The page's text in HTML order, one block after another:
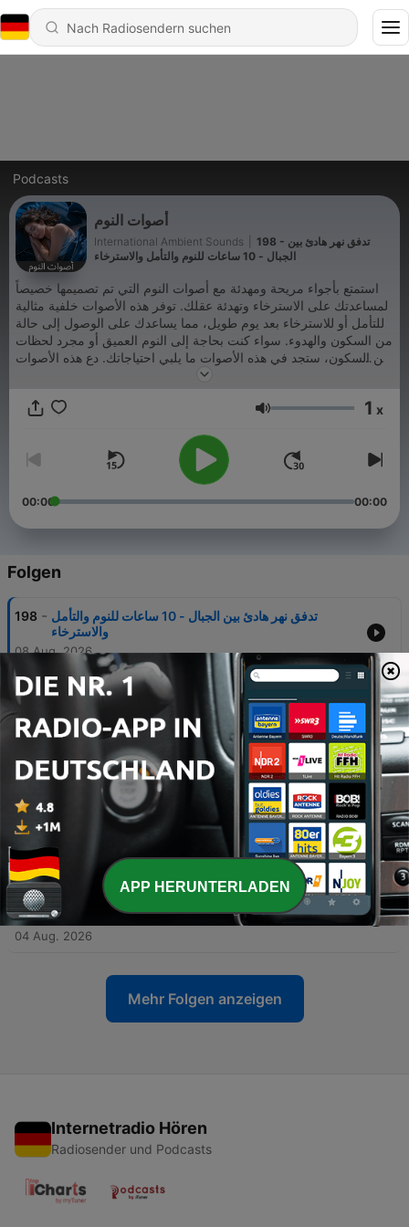
Podcasts
أصوات النوم
International Ambient Sounds
198 - تدفق نهر هادئ بين
الجبال - 10 ساعات للنوم والتأمل والاسترخاء
استمتع بأجواء مريحة ومهدئة مع أصوات النوم التي تم تصميمها خصيصاً
لمساعدتك على الاسترخاء وتهدئة عقلك. توفر هذه الأصوات خلفية مثالية
للتأمل أو للاسترخاء بعد يوم طويل، مما يساعدك على الوصول إلى حالة
من السكون والهدوء. سواء كنت بحاجة إلى النوم العميق أو مجرد لحظات
من السكون، ستجد في هذه الأصوات ما يلبي احتياجاتك. دع هذه الأصوات
تأخذك في رحلة من الهدوء والسكينة.
Lautstärke 1 x
00:00 00:00
Folgen
198 - تدفق نهر هادئ بين الجبال - 10 ساعات للنوم والتأمل
والاسترخاء
08 Aug. 2026
197
أمطار هادئة على ضفاف النهر - 10 ساعات للنوم والتأمل
07 Aug. 2026
196 - عاصفة مطر تهطل على نافذة الغرفة - 10 ساعات للنوم
والتأمل والاسترخاء
195 - أمطار العاصفة الرعدية بأصوات طبيعية هادئة - 10 ساعات
للنوم والتأمل والاسترخاء
05 Aug. 2026
194 - أمطار هادئة في فترة بعد الظهر - 10 ساعات للنوم والتأمل
والاسترخاء
04 Aug. 2026
Mehr Folgen anzeigen
Internetradio Hören
Radiosender und Podcasts
APP HERUNTERLADEN